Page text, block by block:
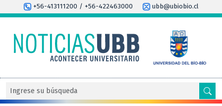
+56-413111200 / +56-422463000 ubb@ubiobio.cl